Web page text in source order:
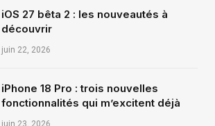
iOS 27 bêta 2 : les nouveautés à
découvrir
juin 22, 2026
iPhone 18 Pro : trois nouvelles
fonctionnalités qui m’excitent déjà
juin 23, 2026